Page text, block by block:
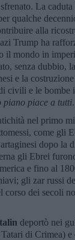
La
qualche
alla
Trump ha
il mondo in
senza dubbio,
e la
civili e le bombe
piano piace a tutti.
nel primo
come gli
dopo la
gli Ebrei
e fino al
gli zar russi
dei secoli
deportò nei
di Crimea)